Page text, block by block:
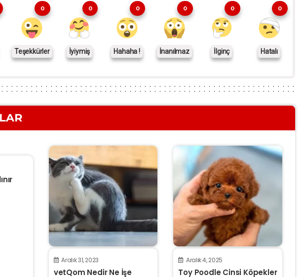
Teşekkürler
0
İyiymiş
0
Hahaha !
0
İnanılmaz
0
İlginç
0
Hatalı
0
Aralık 31, 2023
vetQom Nedir Ne İşe
Aralık 4, 2025
Toy Poodle Cinsi Köpekler